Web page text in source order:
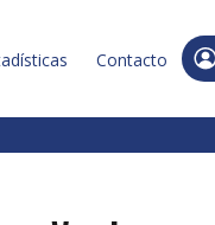
Contacto